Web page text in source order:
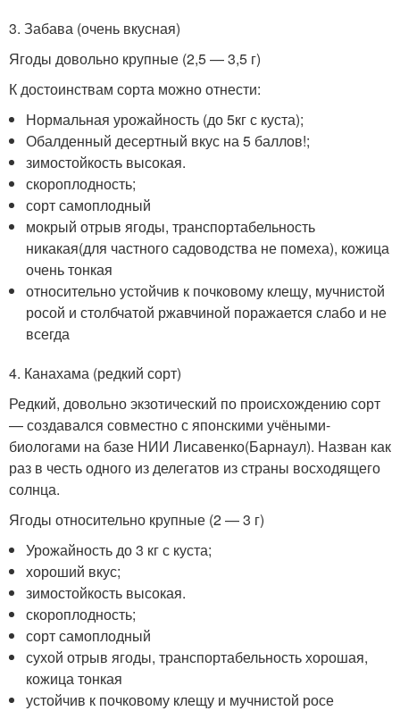
3. Забава (очень вкусная)
Ягоды довольно крупные (2,5 — 3,5 г)
К достоинствам сорта можно отнести:
Нормальная урожайность (до 5кг с куста);
Обалденный десертный вкус на 5 баллов!;
зимостойкость высокая.
скороплодность;
сорт самоплодный
мокрый отрыв ягоды, транспортабельность
никакая(для частного садоводства не помеха), кожица
очень тонкая
относительно устойчив к почковому клещу, мучнистой
росой и столбчатой ржавчиной поражается слабо и не
всегда
4. Канахама (редкий сорт)
Редкий, довольно экзотический по происхождению сорт
— создавался совместно с японскими учёными-
биологами на базе НИИ Лисавенко(Барнаул). Назван как
раз в честь одного из делегатов из страны восходящего
солнца.
Ягоды относительно крупные (2 — 3 г)
Урожайность до 3 кг с куста;
хороший вкус;
зимостойкость высокая.
скороплодность;
сорт самоплодный
сухой отрыв ягоды, транспортабельность хорошая,
кожица тонкая
устойчив к почковому клещу и мучнистой росе